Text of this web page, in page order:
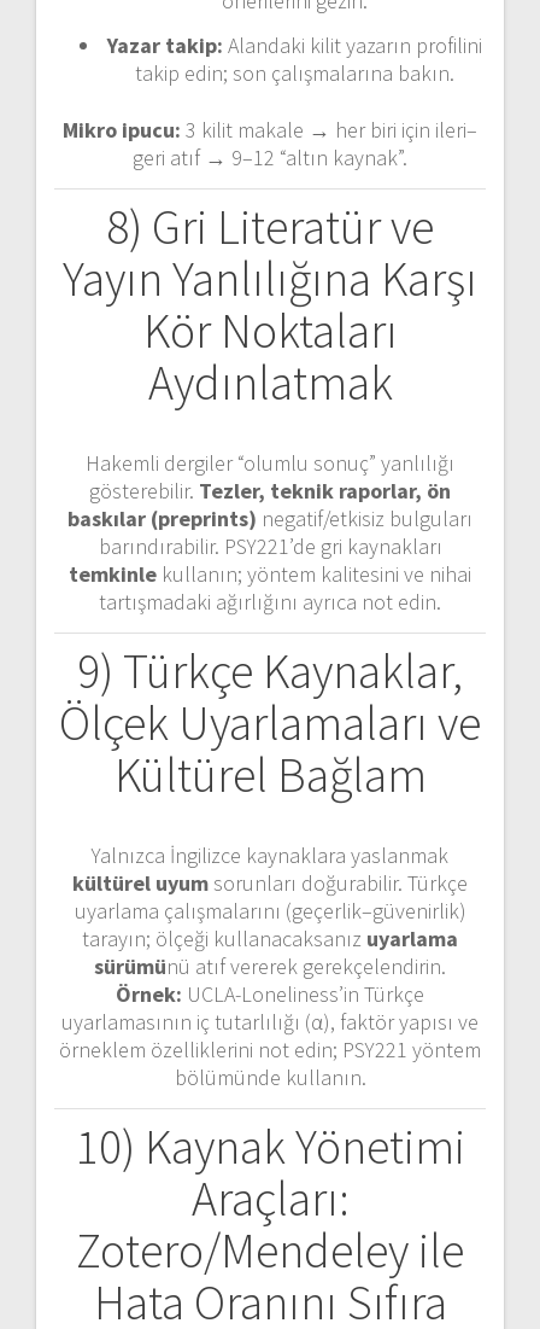
Yazar takip: Alandaki kilit yazarın profilini
takip edin; son çalışmalarına bakın.
Mikro ipucu: 3 kilit makale → her biri için ileri–
geri atıf → 9–12 “altın kaynak”.
8) Gri Literatür ve
Yayın Yanlılığına Karşı
Kör Noktaları
Aydınlatmak
Hakemli dergiler “olumlu sonuç” yanlılığı
gösterebilir. Tezler, teknik raporlar, ön
baskılar (preprints) negatif/etkisiz bulguları
barındırabilir. PSY221’de gri kaynakları
temkinle kullanın; yöntem kalitesini ve nihai
tartışmadaki ağırlığını ayrıca not edin.
9) Türkçe Kaynaklar,
Ölçek Uyarlamaları ve
Kültürel Bağlam
Yalnızca İngilizce kaynaklara yaslanmak
kültürel uyum sorunları doğurabilir. Türkçe
uyarlama çalışmalarını (geçerlik–güvenirlik)
tarayın; ölçeği kullanacaksanız uyarlama
sürümünü atıf vererek gerekçelendirin.
Örnek: UCLA-Loneliness’in Türkçe
uyarlamasının iç tutarlılığı (α), faktör yapısı ve
örneklem özelliklerini not edin; PSY221 yöntem
bölümünde kullanın.
10) Kaynak Yönetimi
Araçları:
Zotero/Mendeley ile
Hata Oranını Sıfıra